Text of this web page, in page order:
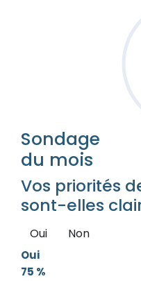
Sondage
du mois
Vos priorités
sont-elles
Oui Non
Oui
75 %